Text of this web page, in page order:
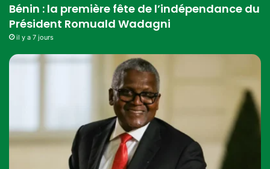
Bénin : la première fête de l’indépendance du
Président Romuald Wadagni
il y a 7 jours